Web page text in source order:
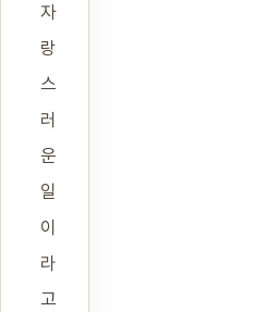
자
랑
스
러
운
일
이
라
고